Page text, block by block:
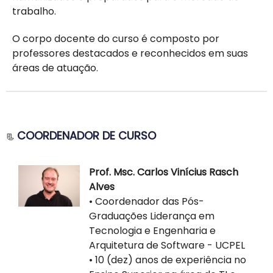
em constante transformação.
integrada e direcionada para resultados.
trabalho.
O corpo docente do curso é composto por
professores destacados e reconhecidos em suas
áreas de atuação.
📃 COORDENADOR DE CURSO
Prof. Msc. Carlos Vinícius Rasch
Alves
• Coordenador das Pós-
Graduações Liderança em
Tecnologia e Engenharia e
Arquitetura de Software - UCPEL
• 10 (dez) anos de experiência no